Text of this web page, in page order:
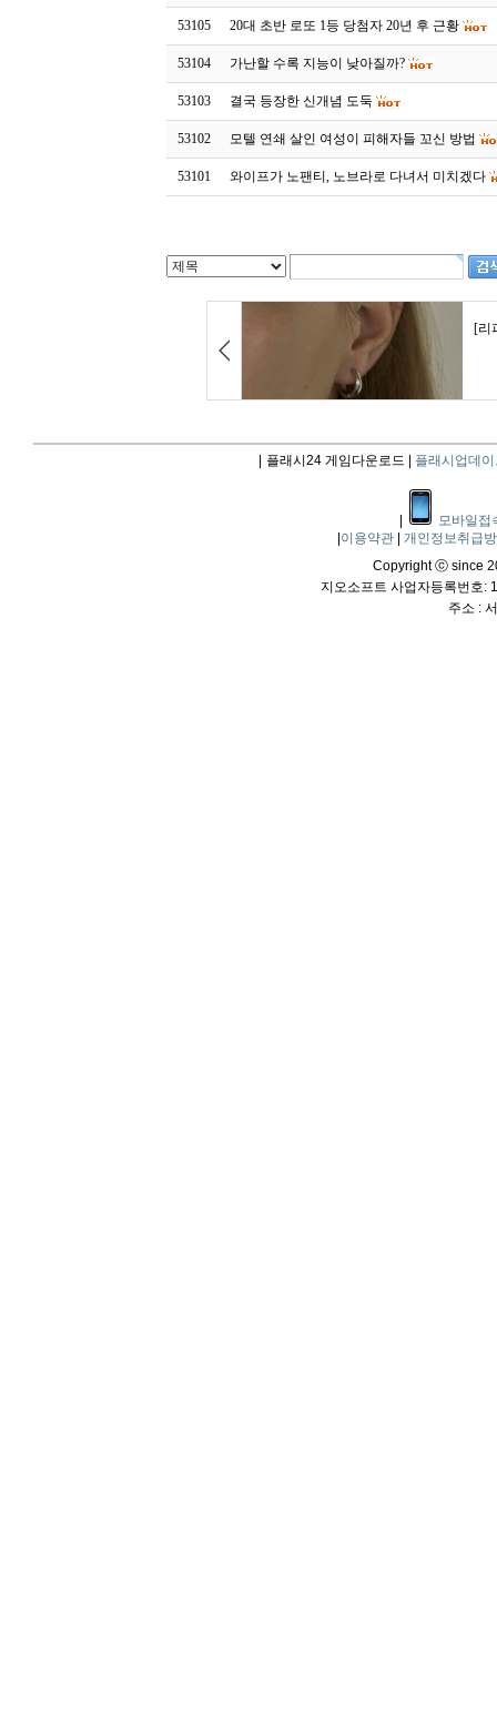
53105 20대 초반 로또 1등 당첨자 20년 후 근황
53104 가난할 수록 지능이 낮아질까?
53103 결국 등장한 신개념 도둑
53102 모텔 연쇄 살인 여성이 피해자들 꼬신 방법
53101 와이프가 노팬티, 노브라로 다녀서 미치겠다
플래시24 게임다운로드 | 플래시업데이
모바일접
이용약관
개인정보취급
Copyright ⓒ since
지오소프트 사업자등록번호:
주소 :